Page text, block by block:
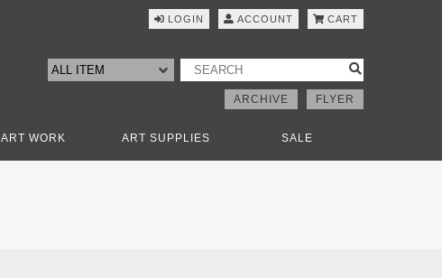
LOGIN ACCOUNT CART
ARCHIVE FLYER
ART WORK ART SUPPLIES SALE